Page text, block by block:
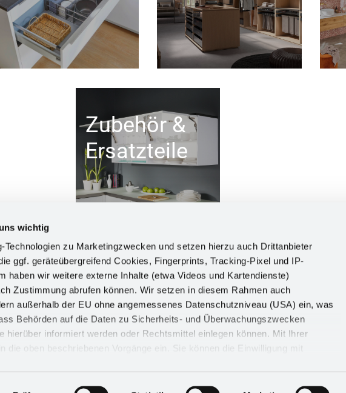
wichtig
Technologien zu Marketingzwecken und setzen hierzu auch Drittanbieter
ggf. geräteübergreifend Cookies, Fingerprints, Tracking-Pixel und IP-
haben wir weitere externe Inhalte (etwa Videos und Kartendienste)
Zustimmung abrufen können. Wir setzen in diesem Rahmen auch
außerhalb der EU ohne angemessenes Datenschutzniveau (USA) ein, was
Behörden auf die Daten zu Sicherheits- und Überwachungszwecken
hierüber informiert werden oder Rechtsmittel einlegen können. Mit Ihrer
die oben beschriebenen Vorgänge ein. Sie können die Einwilligung mit
Zubehör &
Ersatzteile
INFORMATIONEN
Impressum
Datenschutz